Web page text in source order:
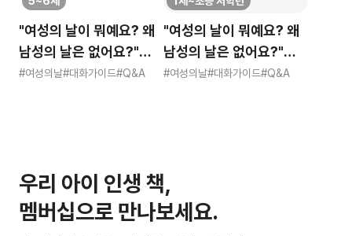
"여성의 날이 뭐예요? 왜
남성의 날은 없어요?"
묻는 어린이에게 이렇게
#여성의날#대화가이드#Q&A
"여성의 날이 뭐예요? 왜
남성의 날은 없어요?"
묻는 어린이에게 이렇게
#여성의날#대화가이드#Q&A
우리 아이 인생 책,
멤버십으로 만나보세요.